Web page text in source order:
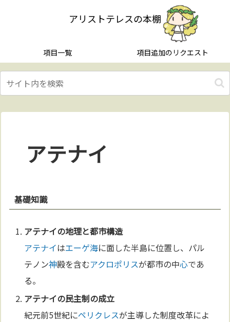
アリストテレスの本棚
項目一覧 項目追加のリクエスト
アテナイ
基礎知識
アテナイの地理と都市構造
アテナイはエーゲ海に面した半島に位置し、パル
テノン神殿を含むアクロポリスが都市の中心であ
る。
アテナイの民主制の成立
紀元前5世紀にペリクレスが主導した制度改革によ